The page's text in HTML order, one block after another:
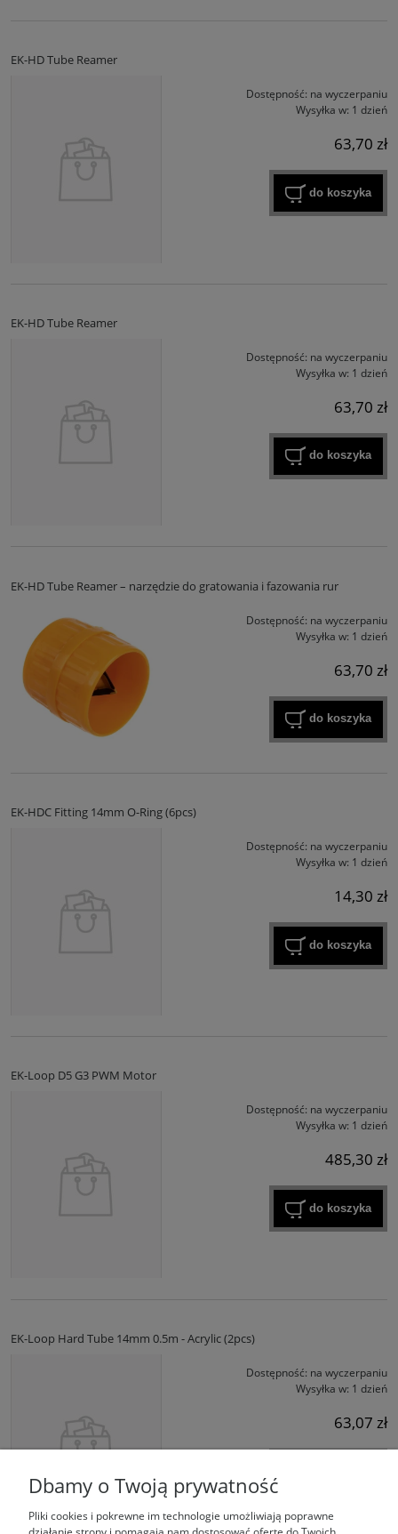
EK-HD Tube Reamer
Dostępność: na wyczerpaniu
Wysyłka w: 1 dzień
63,70 zł
do koszyka
EK-HD Tube Reamer
Dostępność: na wyczerpaniu
Wysyłka w: 1 dzień
63,70 zł
do koszyka
EK-HD Tube Reamer – narzędzie do gratowania i fazowania rur
Dostępność: na wyczerpaniu
Wysyłka w: 1 dzień
63,70 zł
do koszyka
EK-HDC Fitting 14mm O-Ring (6pcs)
Dostępność: na wyczerpaniu
Wysyłka w: 1 dzień
14,30 zł
do koszyka
EK-Loop D5 G3 PWM Motor
Dostępność: na wyczerpaniu
Wysyłka w: 1 dzień
485,30 zł
do koszyka
EK-Loop Hard Tube 14mm 0.5m - Acrylic (2pcs)
Dostępność: na wyczerpaniu
Wysyłka w: 1 dzień
63,07 zł
Dbamy o Twoją prywatność
Pliki cookies i pokrewne im technologie umożliwiają poprawne